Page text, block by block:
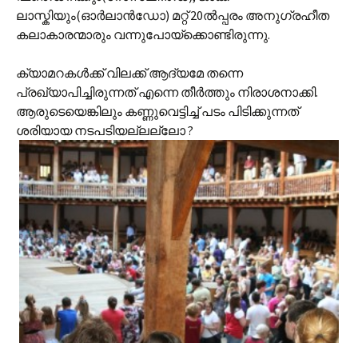
ലാസ്കിയും(ഓര്‍ലാന്‍ഡോ) മറ്റ് 20ല്‍പ്പരം അനുഗ്രഹീത
കലാകാരന്മാരും വന്നുപോയ്ക്കൊണ്ടിരുന്നു.
ക്യാമറകള്‍ക്ക് വിലക്ക് ആദ്യമേ തന്നെ
പ്രഖ്യാപിച്ചിരുന്നത് എന്നെ തീര്‍ത്തും നിരാശനാക്കി.
ആരുടെയെങ്കിലും കണ്ണുവെട്ടിച്ച് പടം പിടിക്കുന്നത്
ശരിയായ നടപടിയല്ലല്ലോ ?